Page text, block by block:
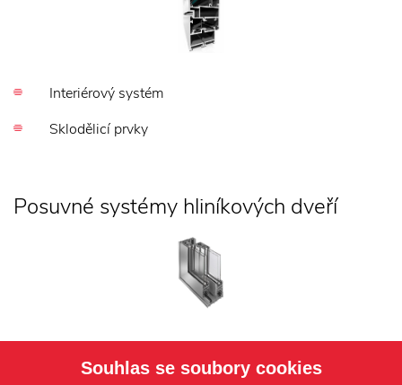
Interiérový systém
Sklodělicí prvky
Posuvné systémy hliníkových dveří
Souhlas se soubory cookies